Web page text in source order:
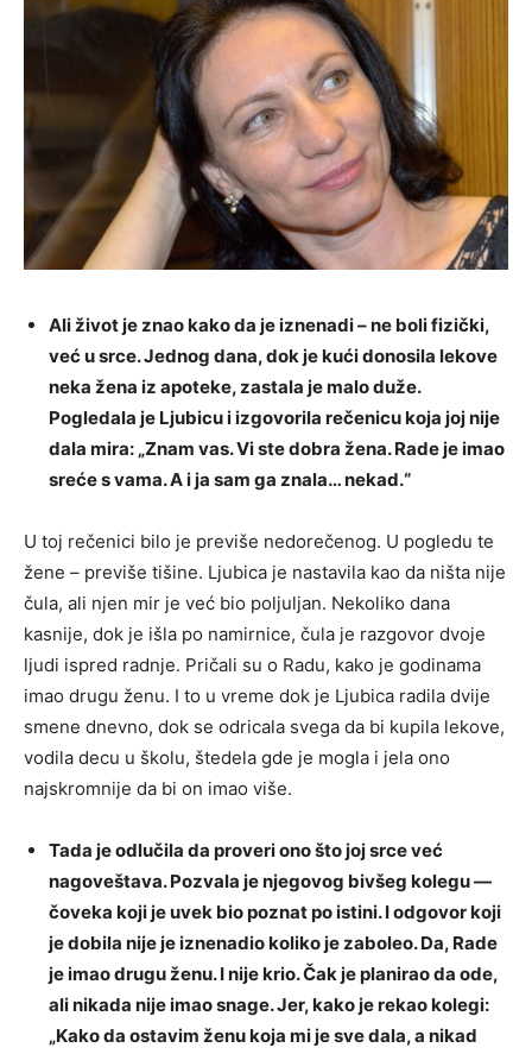
Ali život je znao kako da je iznenadi – ne boli fizički,
već u srce. Jednog dana, dok je kući donosila lekove
neka žena iz apoteke, zastala je malo duže.
Pogledala je Ljubicu i izgovorila rečenicu koja joj nije
dala mira: „Znam vas. Vi ste dobra žena. Rade je imao
sreće s vama. A i ja sam ga znala… nekad.“
U toj rečenici bilo je previše nedorečenog. U pogledu te
žene – previše tišine. Ljubica je nastavila kao da ništa nije
čula, ali njen mir je već bio poljuljan. Nekoliko dana
kasnije, dok je išla po namirnice, čula je razgovor dvoje
ljudi ispred radnje. Pričali su o Radu, kako je godinama
imao drugu ženu. I to u vreme dok je Ljubica radila dvije
smene dnevno, dok se odricala svega da bi kupila lekove,
vodila decu u školu, štedela gde je mogla i jela ono
najskromnije da bi on imao više.
Tada je odlučila da proveri ono što joj srce već
nagoveštava. Pozvala je njegovog bivšeg kolegu —
čoveka koji je uvek bio poznat po istini. I odgovor koji
je dobila nije je iznenadio koliko je zaboleo. Da, Rade
je imao drugu ženu. I nije krio. Čak je planirao da ode,
ali nikada nije imao snage. Jer, kako je rekao kolegi:
„Kako da ostavim ženu koja mi je sve dala, a nikad